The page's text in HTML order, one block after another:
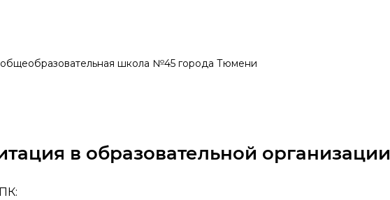
школа №45 города Тюмени
в образовательной организации